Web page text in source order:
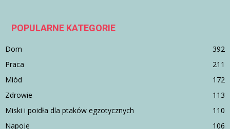
POPULARNE KATEGORIE
Dom
392
Praca
211
Miód
172
Zdrowie
113
Miski i poidła dla ptaków egzotycznych
110
Napoje
106